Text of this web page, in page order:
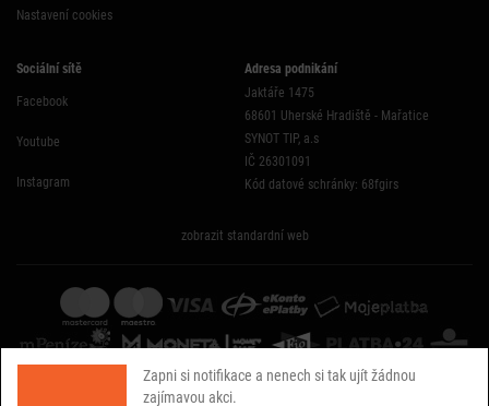
Zapni si notifikace a nenech si tak ujít žádnou
zajímavou akci.
Nastavení cookies
Sociální sítě
Facebook
Youtube
Instagram
Adresa podnikání
Jaktáře 1475
68601 Uherské Hradiště - Mařatice
SYNOT TIP, a.s
IČ 26301091
Kód datové schránky: 68fgirs
zobrazit standardní web